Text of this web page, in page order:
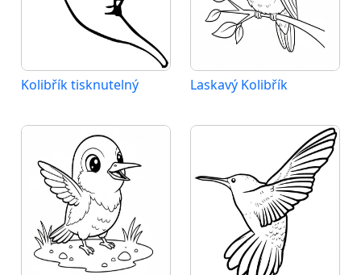
Kolibřík tisknutelný Laskavý Kolibřík